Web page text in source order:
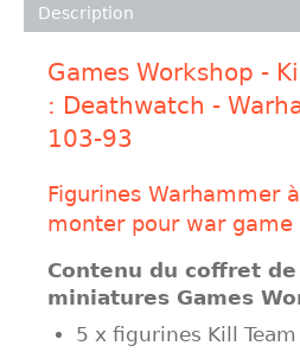
Description
Games Workshop -
: Deathwatch -
103-93
Figurines Warhammer
monter pour war game
Contenu du coffret
miniatures Games
5 x figurines Kill